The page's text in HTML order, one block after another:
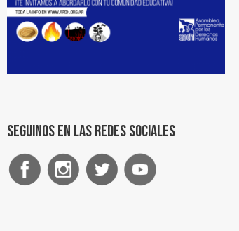
Seguinos en las redes sociales